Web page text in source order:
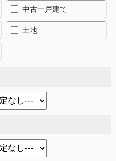
中古一戸建て
土地